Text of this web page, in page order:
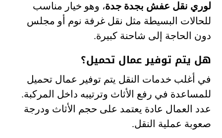
لوري نقل عفش بجدة جدة، وهو خيار مناسب
للحالات البسيطة مثل نقل غرفة نوم أو مجلس
دون الحاجة إلى شاحنة كبيرة.
هل يتم توفير عمال تحميل؟
في أغلب خدمات النقل يتم توفير عمال تحميل
للمساعدة في رفع الأثاث وترتيبه داخل المركبة.
عدد العمال عادة يعتمد على حجم الأثاث ودرجة
صعوبة عملية النقل.